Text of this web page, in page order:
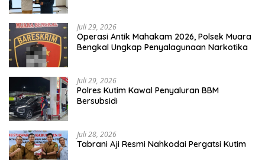
Juli 29, 2026
Operasi Antik Mahakam 2026, Polsek Muara
Bengkal Ungkap Penyalagunaan Narkotika
Juli 29, 2026
Polres Kutim Kawal Penyaluran BBM
Bersubsidi
Juli 28, 2026
Tabrani Aji Resmi Nahkodai Pergatsi Kutim